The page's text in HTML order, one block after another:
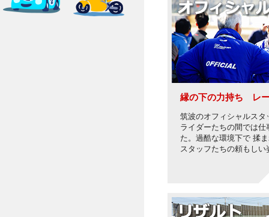
縁の下の力持ち レ
筑波のオフィシャルス
ライダーたちの間では
た。過酷な環境下で 揉
スタッフたちの頼もし